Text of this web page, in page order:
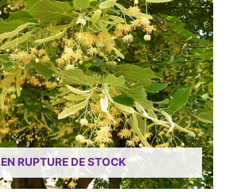
EN RUPTURE DE STOCK